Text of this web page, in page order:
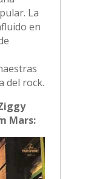
La
en
del rock.
Mars: